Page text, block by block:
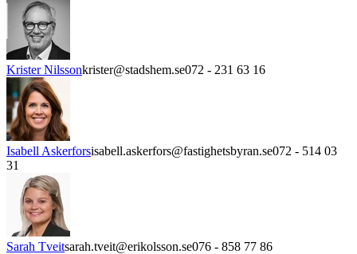
Krister Nilssonkrister@stadshem.se072 - 231 63 16
Isabell Askerforsisabell.askerfors@fastighetsbyran.se072 - 514 03
31
Sarah Tveitsarah.tveit@erikolsson.se076 - 858 77 86